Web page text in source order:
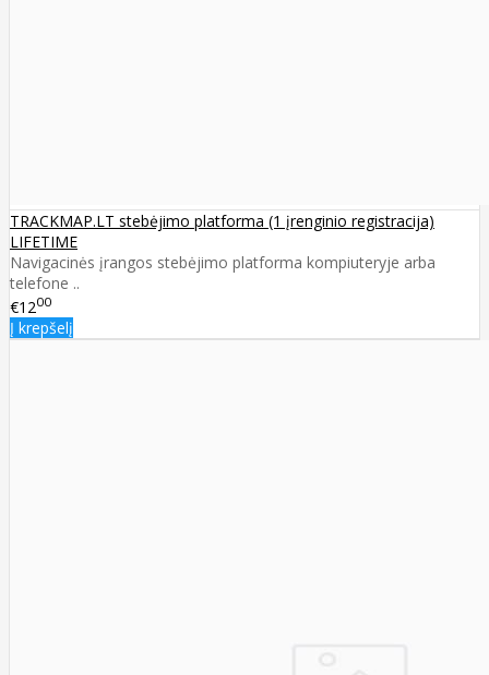
TRACKMAP.LT stebėjimo platforma (1 įrenginio registracija)
LIFETIME
Navigacinės įrangos stebėjimo platforma kompiuteryje arba
telefone ..
€1200
Į krepšelį